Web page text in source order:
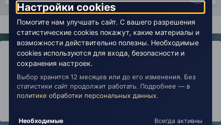
Главная Миры души Энергия творчества Видео -
IPS ThemebyIPSFocus
Политика конфиденциальности
Обратная связь
Настройки cookies
copyright © 2026 Живая Эзотерика
Настройки cookies
Помогите нам улучшать сайт. С вашего разрешения
статистические cookies покажут, какие материалы и
возможности действительно полезны. Необходимые
cookies используются для входа, безопасности и
сохранения настроек.
Выбор хранится 12 месяцев или до его изменения. Без
статистики сайт продолжит работать. Подробнее — в
политике обработки персональных данных.
Необходимые Всегда активны